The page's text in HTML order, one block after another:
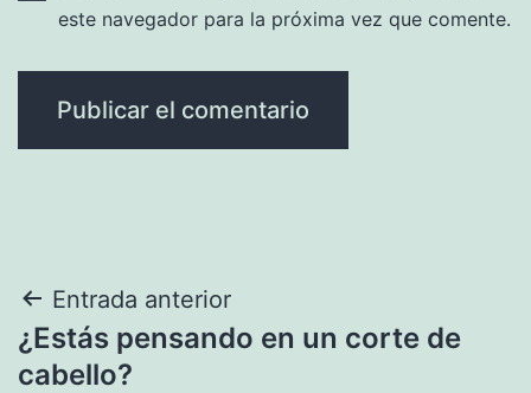
este navegador para la próxima vez que comente.
Navegación
de
Entrada anterior
¿Estás pensando en un corte de
cabello?